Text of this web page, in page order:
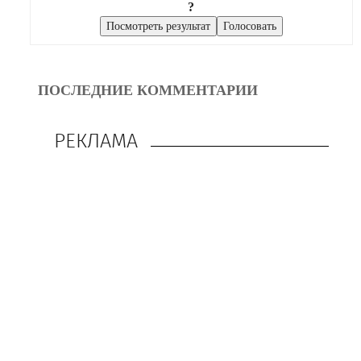
?
ПОСЛЕДНИЕ КОММЕНТАРИИ
РЕКЛАМА